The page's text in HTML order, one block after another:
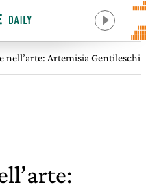
nell’arte: Artemisia Gentileschi